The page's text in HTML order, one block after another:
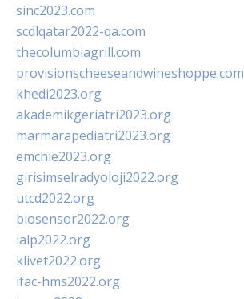
sinc2023.com
scdlqatar2022-qa.com
thecolumbiagrill.com
provisionscheeseandwineshoppe.com
khedi2023.org
akademikgeriatri2023.org
marmarapediatri2023.org
emchie2023.org
girisimselradyoloji2022.org
utcd2022.org
biosensor2022.org
ialp2022.org
klivet2022.org
ifac-hms2022.org